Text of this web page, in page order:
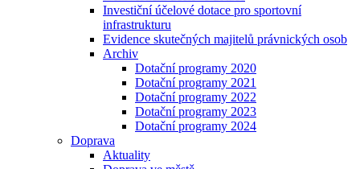
Investiční účelové dotace pro sportovní
infrastrukturu
Evidence skutečných majitelů právnických osob
Archiv
Dotační programy 2020
Dotační programy 2021
Dotační programy 2022
Dotační programy 2023
Dotační programy 2024
Doprava
Aktuality